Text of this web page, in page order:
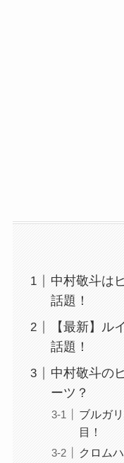
中村敬斗は
話題！
【最新】ル
話題！
中村敬斗の
ーツ？
ブルガ
目！
クロム